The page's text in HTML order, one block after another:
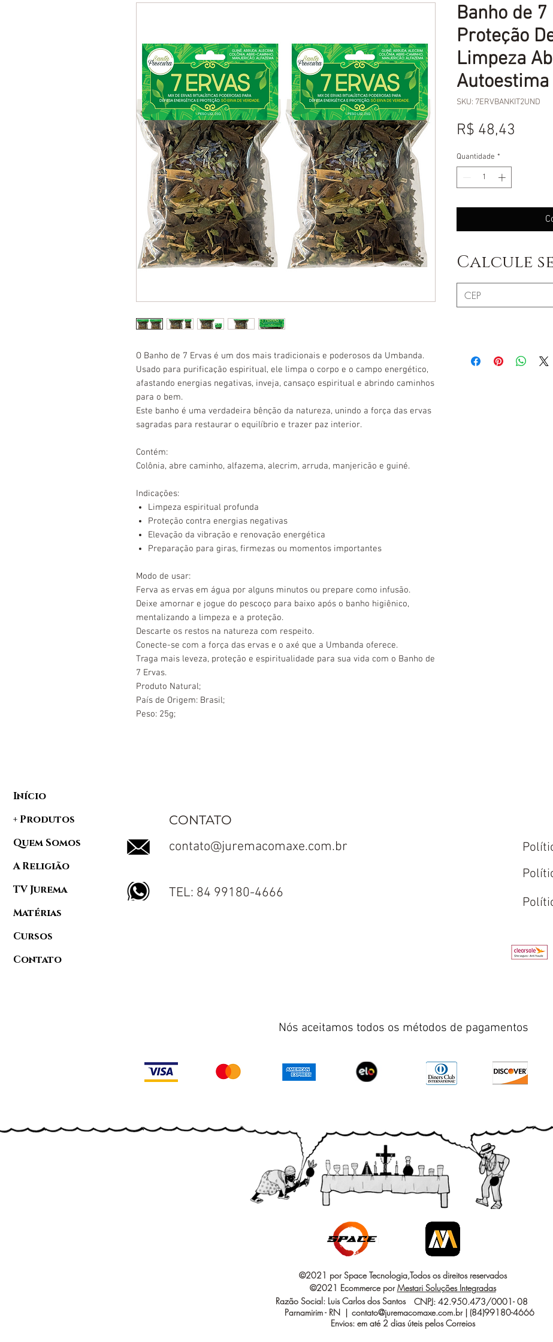
O Banho de 7 Ervas é um dos mais tradicionais e poderosos da Umbanda.
Usado para purificação espiritual, ele limpa o corpo e o campo energético,
afastando energias negativas, inveja, cansaço espiritual e abrindo caminhos
para o bem.
Este banho é uma verdadeira bênção da natureza, unindo a força das ervas
sagradas para restaurar o equilíbrio e trazer paz interior.
Contém:
Colônia, abre caminho, alfazema, alecrim, arruda, manjericão e guiné.
Indicações:
Limpeza espiritual profunda
Proteção contra energias negativas
Elevação da vibração e renovação energética
Preparação para giras, firmezas ou momentos importantes
Modo de usar:
Ferva as ervas em água por alguns minutos ou prepare como infusão.
Deixe amornar e jogue do pescoço para baixo após o banho higiênico,
mentalizando a limpeza e a proteção.
Descarte os restos na natureza com respeito.
Conecte-se com a força das ervas e o axé que a Umbanda oferece.
Traga mais leveza, proteção e espiritualidade para sua vida com o Banho de
7 Ervas.
Produto Natural;
País de Origem: Brasil;
Peso: 25g;
Banho de
Proteção
Limpeza
SKU: 7ERVBANKIT2UND
R$ 48,43
Quantidade *
Calcule
Início
+ Produtos
Quem Somos
A Religião
TV Jurema
Matérias
Cursos
Contato
CONTATO
contato@juremacomaxe.com.br
TEL: 84 99180-4666
Nós aceitamos todos os métodos de pagamentos
©2021 por Space Tecnologia,Todos os direitos reservados
©2021 Ecommerce porMestari Soluções Integradas
Razão Social: Luis Carlos dos Santos
Parnamirim - RN |
Envios: em até 2 dias úteis pelos Correios
CNPJ: 42.950.473/0001- 08
contato@juremacomaxe.com.br| (84)99180-4666